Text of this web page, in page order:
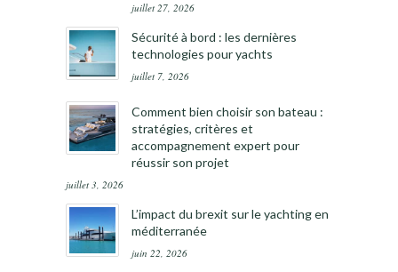
juillet 27, 2026
Sécurité à bord : les dernières
technologies pour yachts
juillet 7, 2026
Comment bien choisir son bateau :
stratégies, critères et
accompagnement expert pour
réussir son projet
juillet 3, 2026
L’impact du brexit sur le yachting en
méditerranée
juin 22, 2026